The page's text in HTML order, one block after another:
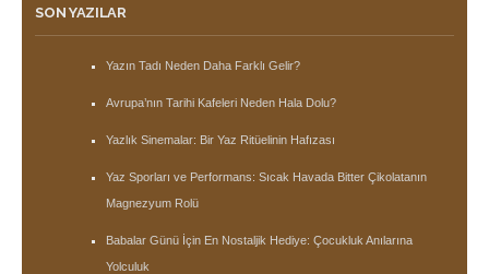
SON YAZILAR
Yazın Tadı Neden Daha Farklı Gelir?
Avrupa’nın Tarihi Kafeleri Neden Hala Dolu?
Yazlık Sinemalar: Bir Yaz Ritüelinin Hafızası
Yaz Sporları ve Performans: Sıcak Havada Bitter Çikolatanın
Magnezyum Rolü
Babalar Günü İçin En Nostaljik Hediye: Çocukluk Anılarına
Yolculuk